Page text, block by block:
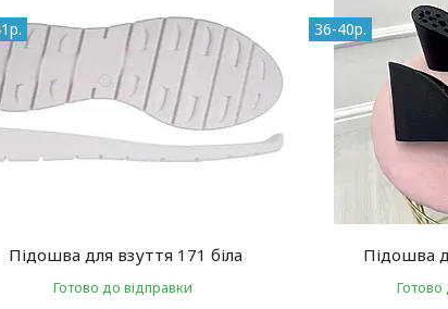
Підошва для взуття 171 біла
Готово до відправки
36-40р.
Підошва
Готово